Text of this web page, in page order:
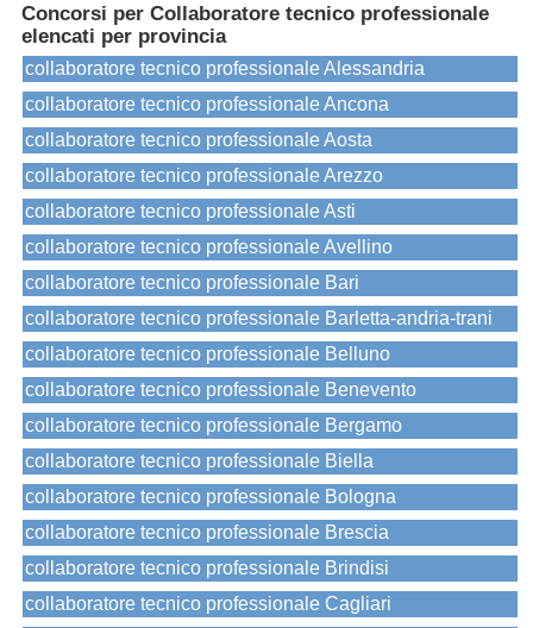
Concorsi per Collaboratore tecnico professionale
elencati per provincia
collaboratore tecnico professionale Alessandria
collaboratore tecnico professionale Ancona
collaboratore tecnico professionale Aosta
collaboratore tecnico professionale Arezzo
collaboratore tecnico professionale Asti
collaboratore tecnico professionale Avellino
collaboratore tecnico professionale Bari
collaboratore tecnico professionale Barletta-andria-trani
collaboratore tecnico professionale Belluno
collaboratore tecnico professionale Benevento
collaboratore tecnico professionale Bergamo
collaboratore tecnico professionale Biella
collaboratore tecnico professionale Bologna
collaboratore tecnico professionale Brescia
collaboratore tecnico professionale Brindisi
collaboratore tecnico professionale Cagliari